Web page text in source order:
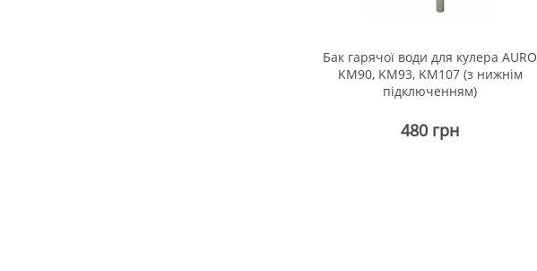
Бак гарячої води для кулера AURO
KM90, KM93, KM107 (з нижнім
підключенням)
480 грн